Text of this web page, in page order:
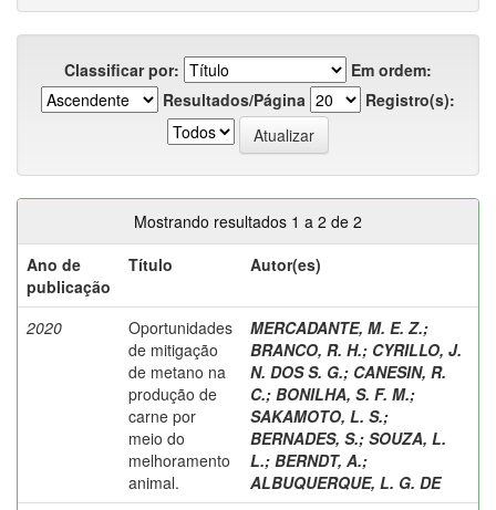
Classificar por:
Em ordem:
Resultados/Página
Registro(s):
Mostrando resultados 1 a 2 de 2
Ano de
publicação
Título Autor(es)
2020
Oportunidades
de mitigação
de metano na
produção de
carne por
meio do
melhoramento
animal.
MERCADANTE, M. E. Z.;
BRANCO, R. H.; CYRILLO, J.
N. DOS S. G.; CANESIN, R.
C.; BONILHA, S. F. M.;
SAKAMOTO, L. S.;
BERNADES, S.; SOUZA, L.
L.; BERNDT, A.;
ALBUQUERQUE, L. G. DE